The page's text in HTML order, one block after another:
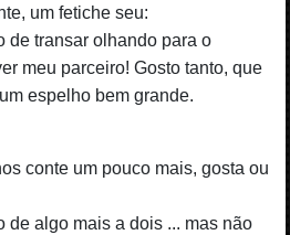
um fetiche seu:
de transar olhando para o
meu parceiro! Gosto tanto, que
espelho bem grande.
conte um pouco mais, gosta ou
de algo mais a dois ... mas não